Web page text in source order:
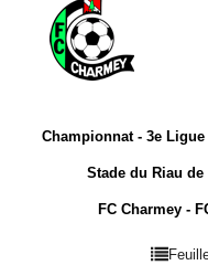
Championnat - 3e Ligue
Stade du Riau
FC Charmey -